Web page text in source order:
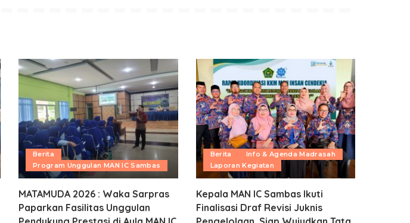
Berita
Program Unggulan MAN IC Sambas
MATAMUDA 2026 : Waka Sarpras
Paparkan Fasilitas Unggulan
Berita
Info & Agenda Madrasah
Laporan Kegiatan
Kepala MAN IC Sambas Ikuti
Finalisasi Draf Revisi Juknis